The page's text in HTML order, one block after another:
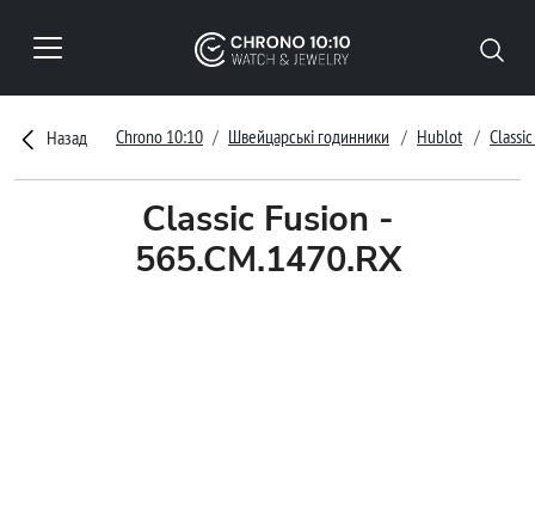
Назад Chrono 10:10 Швейцарські годинники Hublot
Classic Fusion -
565.CM.1470.RX